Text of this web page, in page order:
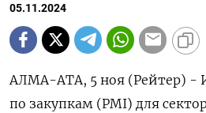
05.11.2024
АЛМА-АТА, 5 ноя (Рейтер) -
по закупкам (PMI) для